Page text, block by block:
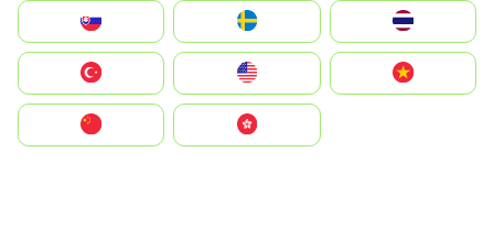
United States
中國香港特別行政區